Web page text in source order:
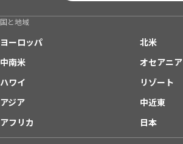
国と地域
ヨーロッパ
北米
中南米
オセアニア
ハワイ
リゾート
アジア
中近東
アフリカ
日本